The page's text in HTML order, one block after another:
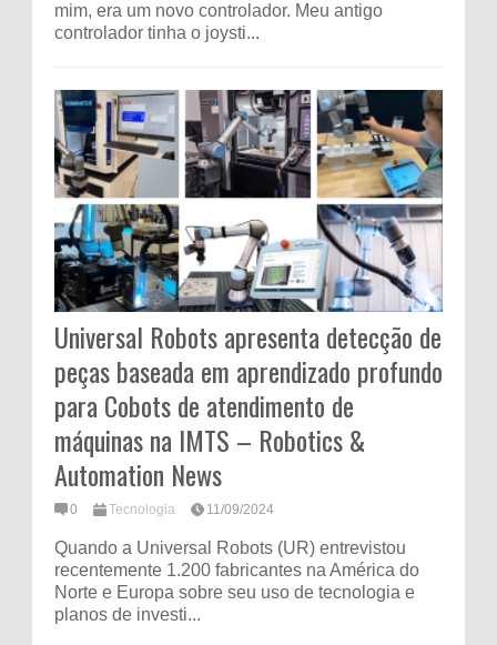
mim, era um novo controlador. Meu antigo
controlador tinha o joysti...
Universal Robots apresenta detecção de
peças baseada em aprendizado profundo
para Cobots de atendimento de
máquinas na IMTS – Robotics &
Automation News
0 Tecnologia 11/09/2024
Quando a Universal Robots (UR) entrevistou
recentemente 1.200 fabricantes na América do
Norte e Europa sobre seu uso de tecnologia e
planos de investi...